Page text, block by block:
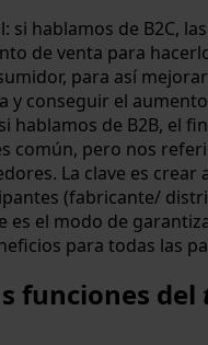
si hablamos de B2C,
de venta para
para así
y conseguir el
hablamos de B2B, el
común, pero nos
La clave es crear
(fabricante/
es el modo de
para todas las
funciones del